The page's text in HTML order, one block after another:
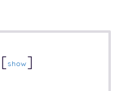
[show]